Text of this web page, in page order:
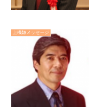
上機嫌メッセージ